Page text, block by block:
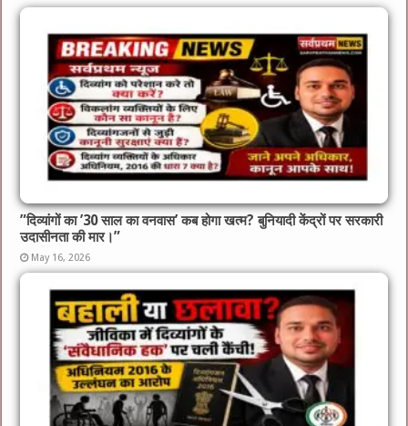
​”दिव्यांगों का ’30 साल का वनवास’ कब होगा खत्म? बुनियादी केंद्रों पर सरकारी
उदासीनता की मार।”
May 16, 2026